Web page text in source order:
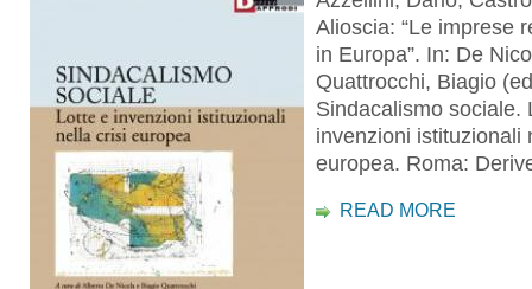
Alioscia: “Le imprese
in Europa”. In: De
Quattrocchi, Biagio
Sindacalismo sociale.
invenzioni istituzionali
europea. Roma:
READ MORE